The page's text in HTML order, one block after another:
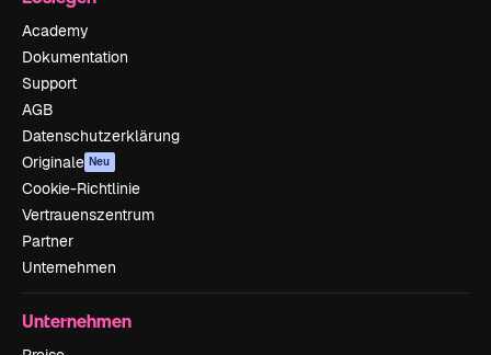
Academy
Dokumentation
Support
AGB
Datenschutzerklärung
Originale Neu
Cookie-Richtlinie
Vertrauenszentrum
Partner
Unternehmen
Unternehmen